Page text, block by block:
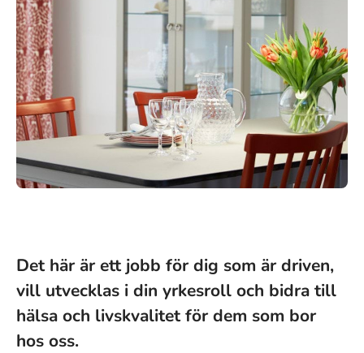
Det här är ett jobb för dig som är driven,
vill utvecklas i din yrkesroll och bidra till
hälsa och livskvalitet för dem som bor
hos oss.